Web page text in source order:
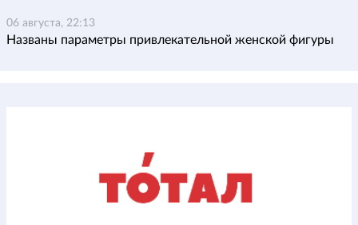
06 августа, 22:13
Названы параметры привлекательной женской фигуры